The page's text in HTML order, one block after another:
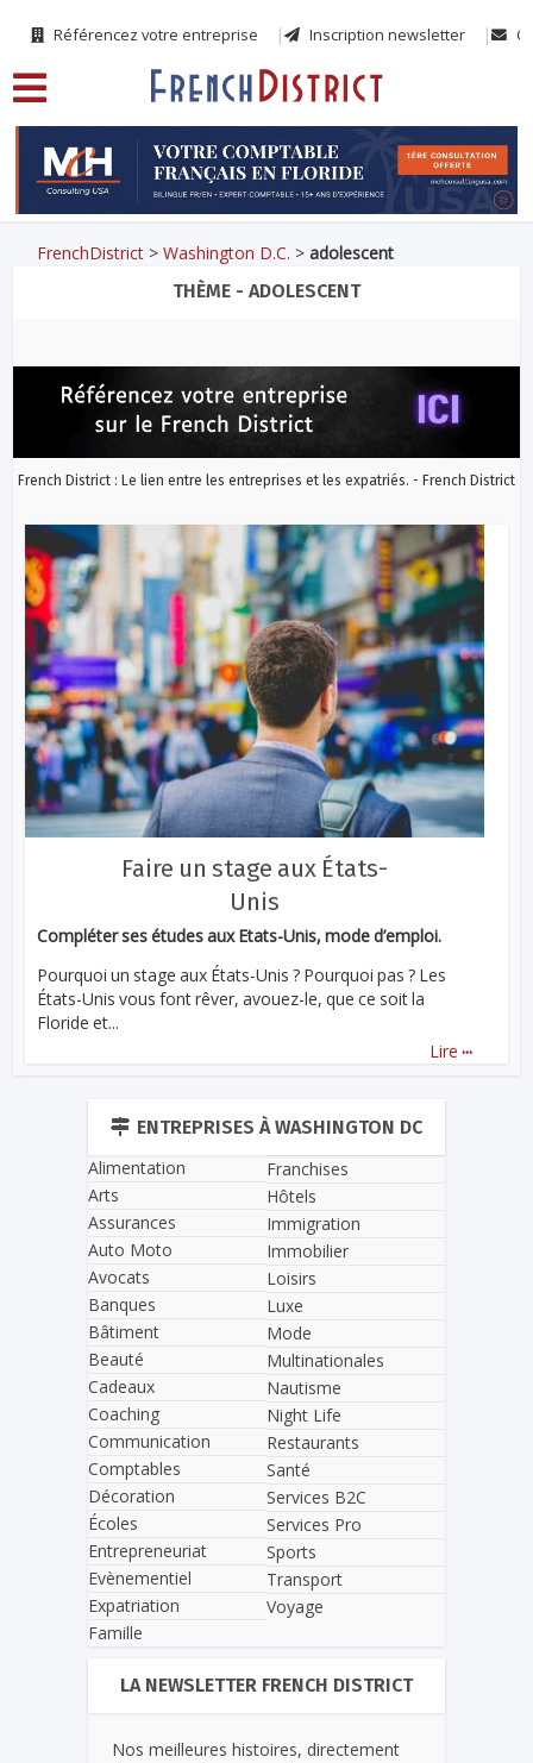
Référencez votre entreprise Inscription newsletter
FrenchDistrict >Washington D.C. >adolescent
THÈME - ADOLESCENT
French District : Le lien entre les entreprises et les expatriés. - French District
Faire un stage aux États-
Unis
Compléter ses études aux Etats-Unis, mode d’emploi.
Pourquoi un stage aux États-Unis ? Pourquoi pas ? Les
États-Unis vous font rêver, avouez-le, que ce soit la
Floride et...
Lire ...
ENTREPRISES À WASHINGTON DC
Alimentation
Arts
Assurances
Auto Moto
Avocats
Banques
Bâtiment
Beauté
Cadeaux
Coaching
Communication
Comptables
Décoration
Écoles
Entrepreneuriat
Evènementiel
Expatriation
Famille
Franchises
Hôtels
Immigration
Immobilier
Loisirs
Luxe
Mode
Multinationales
Nautisme
Night Life
Restaurants
Santé
Services B2C
Services Pro
Sports
Transport
Voyage
LA NEWSLETTER FRENCH DISTRICT
Nos meilleures histoires, directement